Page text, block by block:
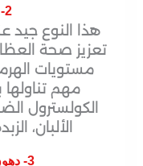
2- الدهون المشبعة
هذا النوع جيد
تعزيز صحة
مستويات
مهم تناولها
الكولسترول
الألبان،
3- دهون المتحولة( الترانس)